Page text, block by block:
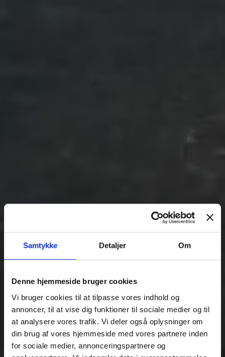
Samtykke Detaljer Om
Denne hjemmeside bruger cookies
Vi bruger cookies til at tilpasse vores indhold og
annoncer, til at vise dig funktioner til sociale medier og til
at analysere vores trafik. Vi deler også oplysninger om
din brug af vores hjemmeside med vores partnere inden
for sociale medier, annonceringspartnere og